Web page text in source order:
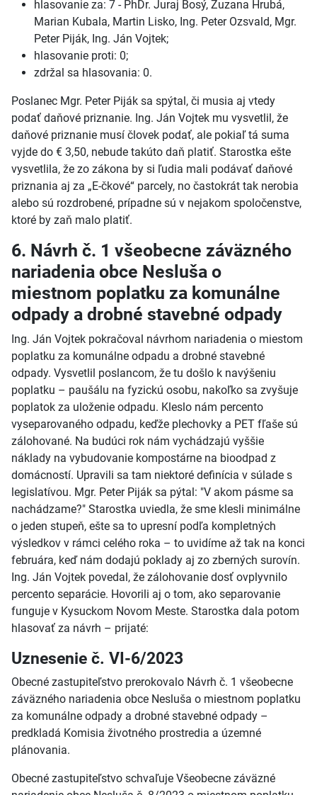
hlasovanie za: 7 - PhDr. Juraj Bosý, Zuzana Hrubá,
Marian Kubala, Martin Lisko, Ing. Peter Ozsvald, Mgr.
Peter Piják, Ing. Ján Vojtek;
hlasovanie proti: 0;
zdržal sa hlasovania: 0.
Poslanec Mgr. Peter Piják sa spýtal, či musia aj vtedy
podať daňové priznanie. Ing. Ján Vojtek mu vysvetlil, že
daňové priznanie musí človek podať, ale pokiaľ tá suma
vyjde do € 3,50, nebude takúto daň platiť. Starostka ešte
vysvetlila, že zo zákona by si ľudia mali podávať daňové
priznania aj za „E-čkové“ parcely, no častokrát tak nerobia
alebo sú rozdrobené, prípadne sú v nejakom spoločenstve,
ktoré by zaň malo platiť.
6. Návrh č. 1 všeobecne záväzného
nariadenia obce Nesluša o
miestnom poplatku za komunálne
odpady a drobné stavebné odpady
Ing. Ján Vojtek pokračoval návrhom nariadenia o miestom
poplatku za komunálne odpadu a drobné stavebné
odpady. Vysvetlil poslancom, že tu došlo k navýšeniu
poplatku – paušálu na fyzickú osobu, nakoľko sa zvyšuje
poplatok za uloženie odpadu. Kleslo nám percento
vyseparovaného odpadu, keďže plechovky a PET fľaše sú
zálohované. Na budúci rok nám vychádzajú vyššie
náklady na vybudovanie kompostárne na bioodpad z
domácností. Upravili sa tam niektoré definícia v súlade s
legislatívou. Mgr. Peter Piják sa pýtal: "V akom pásme sa
nachádzame?" Starostka uviedla, že sme klesli minimálne
o jeden stupeň, ešte sa to upresní podľa kompletných
výsledkov v rámci celého roka – to uvidíme až tak na konci
februára, keď nám dodajú poklady aj zo zberných surovín.
Ing. Ján Vojtek povedal, že zálohovanie dosť ovplyvnilo
percento separácie. Hovorili aj o tom, ako separovanie
funguje v Kysuckom Novom Meste. Starostka dala potom
hlasovať za návrh – prijaté:
Uznesenie č. VI-6/2023
Obecné zastupiteľstvo prerokovalo Návrh č. 1 všeobecne
záväzného nariadenia obce Nesluša o miestnom poplatku
za komunálne odpady a drobné stavebné odpady –
predkladá Komisia životného prostredia a územné
plánovania.
Obecné zastupiteľstvo schvaľuje Všeobecne záväzné